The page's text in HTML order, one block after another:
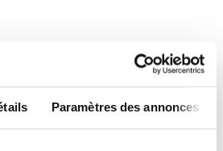
Paramètres des annonces